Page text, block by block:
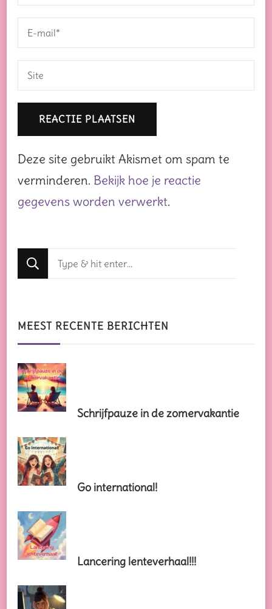
Deze site gebruikt Akismet om spam te
verminderen. Bekijk hoe je reactie
gegevens worden verwerkt.
Op
zoek
iets?
MEEST RECENTE BERICHTEN
Schrijfpauze in de zomervakantie
Go international!
Lancering lenteverhaal!!!